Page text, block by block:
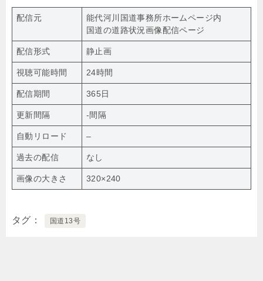
配信元
能代河川国道事務所ホームページ内
国道の道路状況画像配信ページ
配信形式 静止画
視聴可能時間 24時間
配信期間 365日
更新間隔 -間隔
自動リロード –
過去の配信 なし
画像の大きさ 320×240
タグ 国道13号